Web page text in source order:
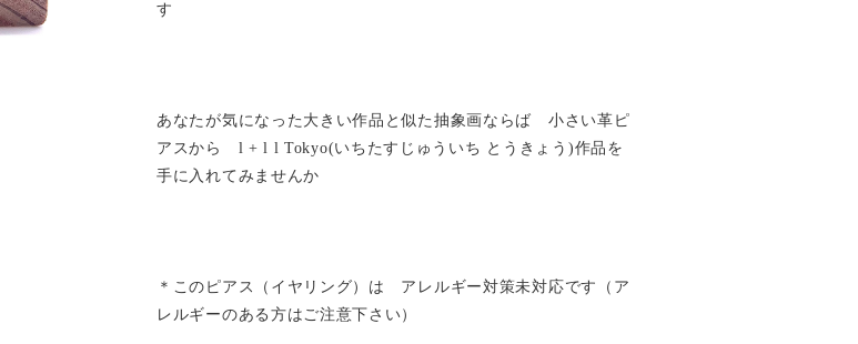
す
あなたが気になった大きい作品と似た抽象画ならば 小さい革ピ
アスから l + l l Tokyo(いちたすじゅういち とうきょう)作品を
手に入れてみませんか
＊このピアス（イヤリング）は アレルギー対策未対応です（ア
レルギーのある方はご注意下さい）